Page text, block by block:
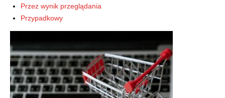
Przez wynik przeglądania
Przypadkowy